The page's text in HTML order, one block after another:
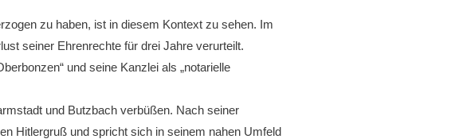
zu haben, ist in diesem Kontext zu sehen. Im
seiner Ehrenrechte für drei Jahre verurteilt.
und seine Kanzlei als „notarielle
und Butzbach verbüßen. Nach seiner
Hitlergruß und spricht sich in seinem nahen Umfeld